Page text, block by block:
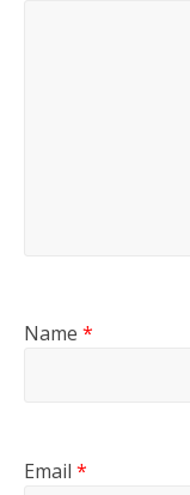
Name *
Email *